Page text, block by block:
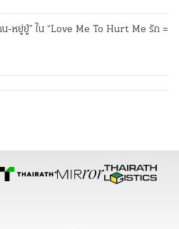
To Hurt Me รัก =